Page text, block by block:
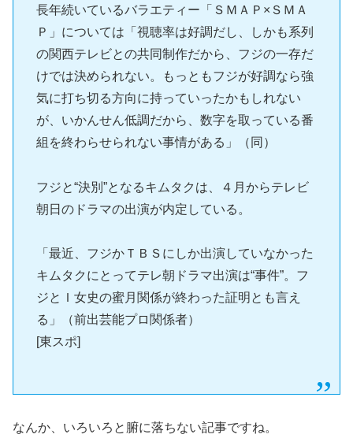
長年続いているバラエティー「ＳＭＡＰ×ＳＭＡ
Ｐ」については「視聴率は好調だし、しかも系列
の関西テレビとの共同制作だから、フジの一存だ
けでは決められない。もっともフジが好調なら強
気に打ち切る方向に持っていったかもしれない
が、いかんせん低調だから、数字を取っている番
組を終わらせられない事情がある」（同）
フジと“決別”となるキムタクは、４月からテレビ
朝日のドラマの出演が内定している。
「最近、フジかＴＢＳにしか出演していなかった
キムタクにとってテレ朝ドラマ出演は“事件”。フ
ジとＩ女史の蜜月関係が終わった証明とも言え
る」（前出芸能プロ関係者）
[東スポ]
なんか、いろいろと腑に落ちない記事ですね。